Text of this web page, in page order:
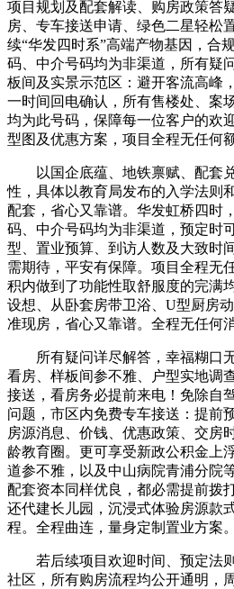
项目规划及配套解读、购房政策答
房、专车接送申请、绿色二星轻松
续“华发四时系”高端产物基因，合
码、中介号码均为非渠道，所有疑
板间及实景示范区：避开客流高峰
一时间回电确认，所有售楼处、案
均为此号码，保障每一位客户的欢
型图及优惠方案，项目全程无任何
以国企底蕴、地铁禀赋、配套
性，具体以教育局发布的入学法则
配套，省心又靠谱。华发虹桥四时
码、中介号码均为非渠道，预定时
型、置业预算、到访人数及大致时
需期待，平安有保障。项目全程无
积内做到了功能性取舒服度的完
设想、从卧套房带卫浴、U型厨房
准现房，省心又靠谱。全程无任何
所有疑问详尽解答，幸福糊口
看房、样板间参不雅、户型实地调
接送，看房务必提前来电！免除自
问题，市区内免费专车接送：提前
房源消息、价钱、优惠政策、交房
龄教育圈。更可享受新政公积金上
道参不雅，以及中山病院青浦分院
配套资本同样优良，都必需提前拨
还代建长儿园，沉浸式体验房源款
程。全程曲连，量身定制置业方案。
若后续项目欢迎时间、预定法
社区，所有购房流程均公开通明，